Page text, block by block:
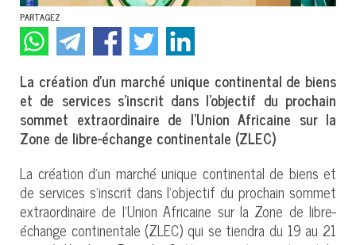
PARTAGEZ
La création d’un marché unique continental de biens
et de services s’inscrit dans l’objectif du prochain
sommet extraordinaire de l’Union Africaine sur la
Zone de libre-échange continentale (ZLEC)
La création d’un marché unique continental de biens et
de services s’inscrit dans l’objectif du prochain sommet
extraordinaire de l’Union Africaine sur la Zone de libre-
échange continentale (ZLEC) qui se tiendra du 19 au 21